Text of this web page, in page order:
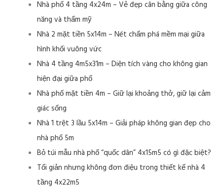
Nhà phố 4 tầng 4x24m – Vẻ đẹp cân bằng giữa công
năng và thẩm mỹ
Nhà 2 mặt tiền 5x14m – Nét chấm phá mềm mại giữa
hình khối vuông vức
Nhà 4 tầng 4m5x31m – Diện tích vàng cho không gian
hiện đại giữa phố
Nhà phố mặt tiền 4m – Giữ lại khoảng thở, giữ lại cảm
giác sống
Nhà 1 trệt 3 lầu 5x14m – Giải pháp không gian đẹp cho
nhà phố 5m
Bỏ túi mẫu nhà phố “quốc dân” 4x15m5 có gì đặc biệt?
Tối giản nhưng không đơn điệu trong thiết kế nhà 4
tầng 4x22m5